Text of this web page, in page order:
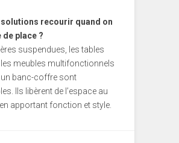
solutions recourir quand on
de place ?
suspendues, les tables
meubles multifonctionnels
banc-coffre sont
Ils libèrent de l’espace au
apportant fonction et style.